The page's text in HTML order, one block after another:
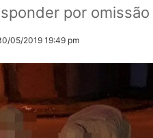
por
05/2019 19:49 pm